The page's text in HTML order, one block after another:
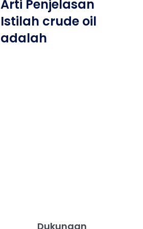
Arti Penjelasan
Istilah crude oil
adalah
Dukungan